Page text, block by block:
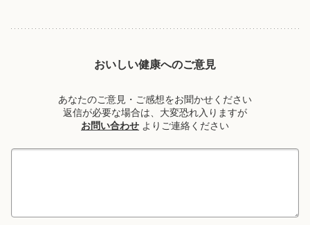
おいしい健康へのご意見
あなたのご意見・ご感想をお聞かせください
返信が必要な場合は、大変恐れ入りますが
お問い合わせ よりご連絡ください